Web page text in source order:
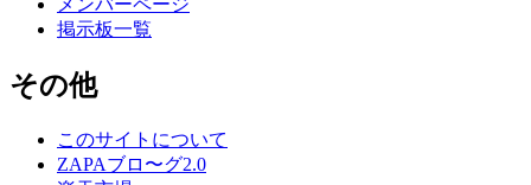
メンバーページ
掲示板一覧
その他
このサイトについて
ZAPAブロ〜グ2.0